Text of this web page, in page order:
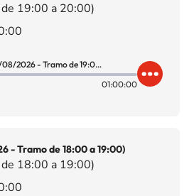
19:00 a 20:00)
Del 40 al 1 (02/08/2026 - Tramo de 19:00 a 20:00)
01:00:00
- Tramo de 18:00 a 19:00)
18:00 a 19:00)